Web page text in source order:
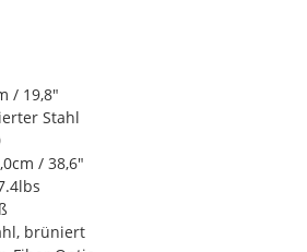
/ 19,8"
Stahl
/ 38,6"
brüniert